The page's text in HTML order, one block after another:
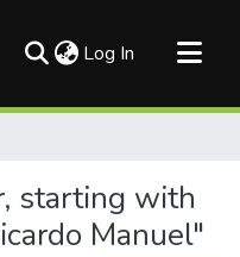
Log In (current)
starting with
Manuel"